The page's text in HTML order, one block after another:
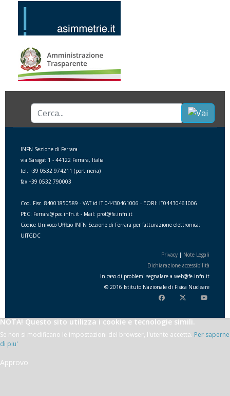
Cerca...
INFN Sezione di Ferrara
via Saragat 1 - 44122 Ferrara, Italia
tel. +39 0532 974211 (portineria)
fax +39 0532 790003
Cod. Fisc. 84001850589 - VAT id IT 04430461006 - EORI: IT04430461006
PEC: Ferrara@pec.infn.it - Mail: prot@fe.infn.it
Codice Univoco Ufficio INFN Sezione di Ferrara per fatturazione elettronica:
UITGDC
Privacy | Note Legali
Dichiarazione accessibilità
In caso di problemi segnalare a web@fe.infn.it
© 2016 Istituto Nazionale di Fisica Nucleare
NOTA! Questo sito utilizza i cookie e tecnologie simili.
Se non si modificano le impostazioni del browser, l'utente accetta. Per saperne
di piu'
Approvo